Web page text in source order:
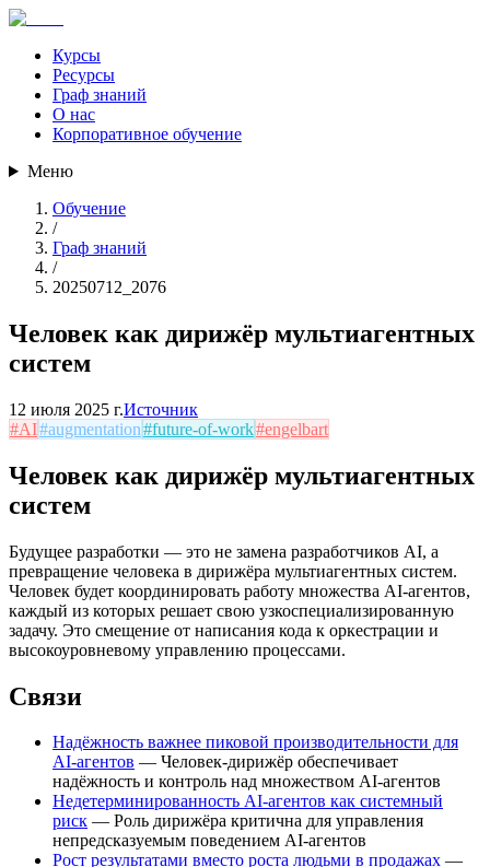
Курсы
Ресурсы
Граф знаний
О нас
Корпоративное обучение
Меню
Обучение
/
Граф знаний
/
20250712_2076
Человек как дирижёр мультиагентных
систем
12 июля 2025 г.Источник
#AI#augmentation#future-of-work#engelbart
Человек как дирижёр мультиагентных
систем
Будущее разработки — это не замена разработчиков AI, а
превращение человека в дирижёра мультиагентных систем.
Человек будет координировать работу множества AI-агентов,
каждый из которых решает свою узкоспециализированную
задачу. Это смещение от написания кода к оркестрации и
высокоуровневому управлению процессами.
Связи
Надёжность важнее пиковой производительности для
AI-агентов — Человек-дирижёр обеспечивает
надёжность и контроль над множеством AI-агентов
Недетерминированность AI-агентов как системный
риск — Роль дирижёра критична для управления
непредсказуемым поведением AI-агентов
Рост результатами вместо роста людьми в продажах —